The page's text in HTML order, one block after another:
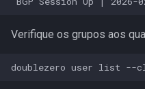
Verifique os grupos aos